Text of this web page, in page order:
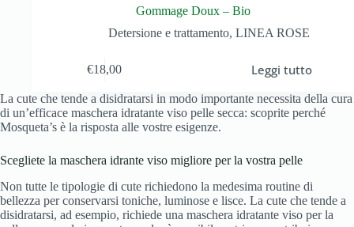
Gommage Doux – Bio
Detersione e trattamento, LINEA ROSE
€18,00 Leggi tutto
La cute che tende a disidratarsi in modo importante necessita della cura
di un’efficace maschera idratante viso pelle secca: scoprite perché
Mosqueta’s è la risposta alle vostre esigenze.
Scegliete la maschera idrante viso migliore per la vostra pelle
Non tutte le tipologie di cute richiedono la medesima routine di
bellezza per conservarsi toniche, luminose e lisce. La cute che tende a
disidratarsi, ad esempio, richiede una maschera idratante viso per la